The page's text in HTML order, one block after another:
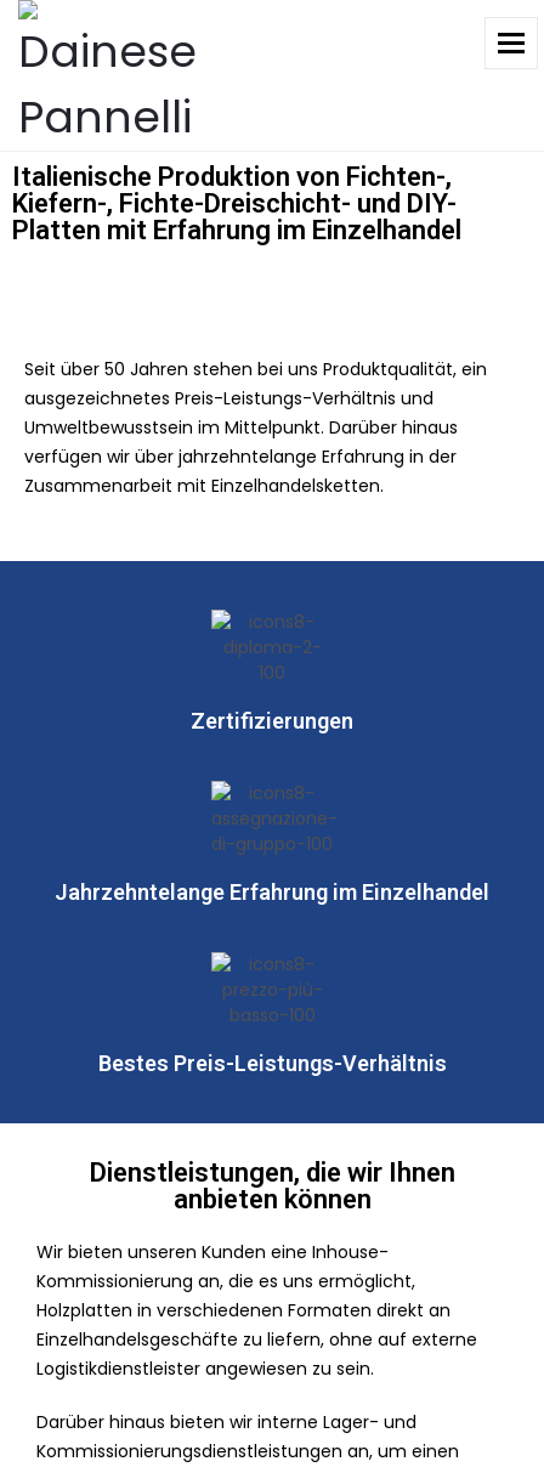
Italienische Produktion von Fichten-,
Kiefern-, Fichte-Dreischicht- und DIY-
Platten mit Erfahrung im Einzelhandel
Seit über 50 Jahren stehen bei uns Produktqualität, ein
ausgezeichnetes Preis-Leistungs-Verhältnis und
Umweltbewusstsein im Mittelpunkt. Darüber hinaus
verfügen wir über jahrzehntelange Erfahrung in der
Zusammenarbeit mit Einzelhandelsketten.
Zertifizierungen
Jahrzehntelange Erfahrung im Einzelhandel
Bestes Preis-Leistungs-Verhältnis
Dienstleistungen, die wir Ihnen
anbieten können
Wir bieten unseren Kunden eine Inhouse-
Kommissionierung an, die es uns ermöglicht,
Holzplatten in verschiedenen Formaten direkt an
Einzelhandelsgeschäfte zu liefern, ohne auf externe
Logistikdienstleister angewiesen zu sein.
Darüber hinaus bieten wir interne Lager- und
Kommissionierungsdienstleistungen an, um einen